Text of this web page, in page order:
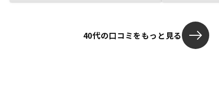
40代の口コミをもっと見る